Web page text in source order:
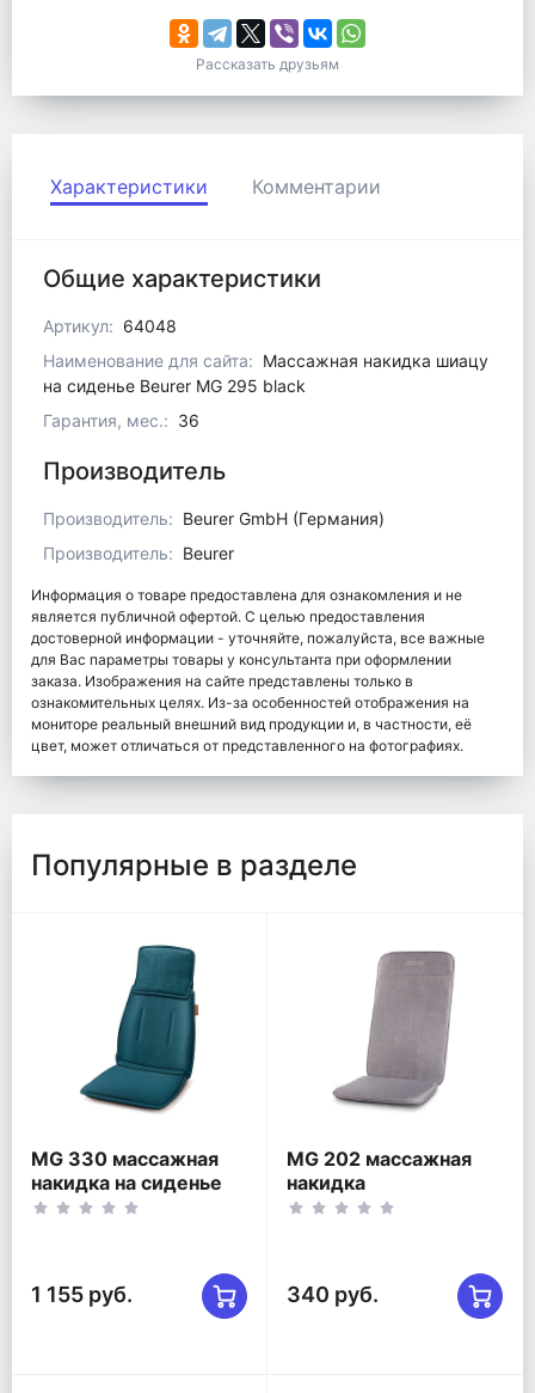
Рассказать друзьям
Характеристики Комментарии
Общие характеристики
Артикул: 64048
Наименование для сайта: Массажная накидка шиацу
на сиденье Beurer MG 295 black
Гарантия, мес.: 36
Производитель
Производитель: Beurer GmbH (Германия)
Производитель: Beurer
Информация о товаре предоставлена для ознакомления и не
является публичной офертой. С целью предоставления
достоверной информации - уточняйте, пожалуйста, все важные
для Вас параметры товары у консультанта при оформлении
заказа. Изображения на сайте представлены только в
ознакомительных целях. Из-за особенностей отображения на
мониторе реальный внешний вид продукции и, в частности, её
цвет, может отличаться от представленного на фотографиях.
Популярные в разделе
MG 330 массажная
накидка на сиденье
1 155 руб.
MG 202 массажная
накидка
340 руб.